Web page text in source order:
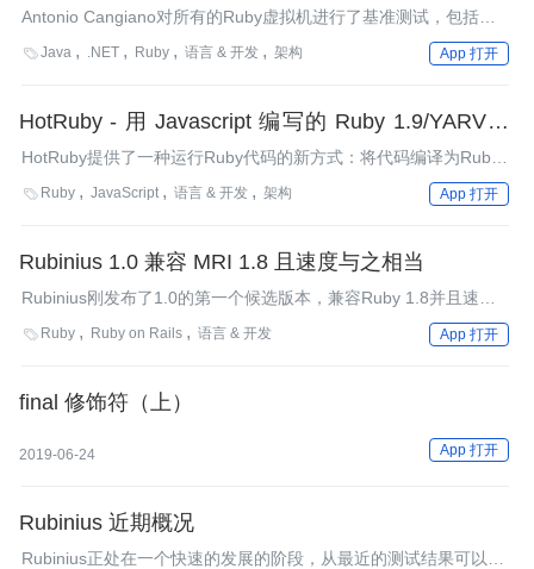
二进制 MRI 速度减半
Antonio Cangiano对所有的Ruby虚拟机进行了基准测试，包括
Ruby VMs、MRI 1.8和1.9.1、REE、JRuby、Rubinius、
IronRuby以及MagLev。从结果上可以看出，所有的虚拟机的性能
Java .NET Ruby 语言 & 开发 架构 App 打开
HotRuby - 用 Javascript 编写的 Ruby 1.9/YARV 操
作码解释器
HotRuby提供了一种运行Ruby代码的新方式：将代码编译为Ruby
1.9字节码，然后在用Javascript编写的客户端解释器中运行。让我
 Ruby JavaScript 语言 & 开发 架构 App 打开
Rubinius 1.0 兼容 MRI 1.8 且速度与之相当
Rubinius刚发布了1.0的第一个候选版本，兼容Ruby 1.8并且速度
与之相当。InfoQ采访了Evan Phoenix，讨论了他们是如何做到这
 Ruby Ruby on Rails 语言 & 开发 App 打开
final 修饰符（上）
2019-06-24 App 打开
Rubinius 近期概况
Rubinius正处在一个快速的发展的阶段，从最近的测试结果可以看